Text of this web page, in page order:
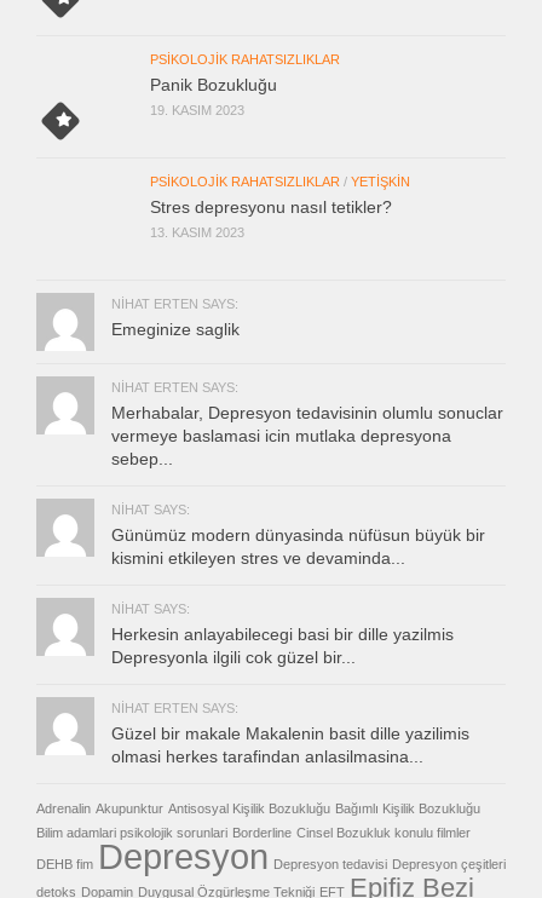
PSIKOLOJIK RAHATSIZLIKLAR
Panik Bozukluğu
19. KASIM 2023
PSIKOLOJIK RAHATSIZLIKLAR / YETIŞKIN
Stres depresyonu nasıl tetikler?
13. KASIM 2023
NIHAT ERTEN SAYS:
Emeginize saglik
NIHAT ERTEN SAYS:
Merhabalar, Depresyon tedavisinin olumlu sonuclar
vermeye baslamasi icin mutlaka depresyona
sebep...
NIHAT SAYS:
Günümüz modern dünyasinda nüfüsun büyük bir
kismini etkileyen stres ve devaminda...
NIHAT SAYS:
Herkesin anlayabilecegi basi bir dille yazilmis
Depresyonla ilgili cok güzel bir...
NIHAT ERTEN SAYS:
Güzel bir makale Makalenin basit dille yazilimis
olmasi herkes tarafindan anlasilmasina...
Adrenalin Akupunktur Antisosyal Kişilik Bozukluğu Bağımlı Kişilik Bozukluğu
Bilim adamlari psikolojik sorunlari Borderline Cinsel Bozukluk konulu filmler
DEHB fim Depresyon Depresyon tedavisi Depresyon çeşitleri
detoks Dopamin Duygusal Özgürleşme Tekniği EFT Epifiz Bezi